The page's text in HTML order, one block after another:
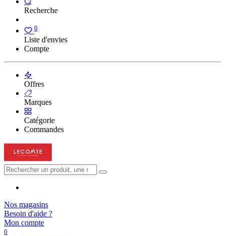
Recherche
0
Liste d'envies
Compte
Offres
Marques
Catégorie
Commandes
Nos magasins
Besoin d'aide ?
Mon compte
0